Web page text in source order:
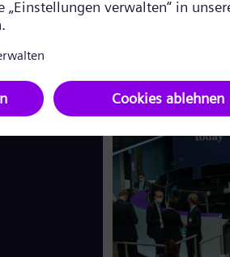
unseren
und